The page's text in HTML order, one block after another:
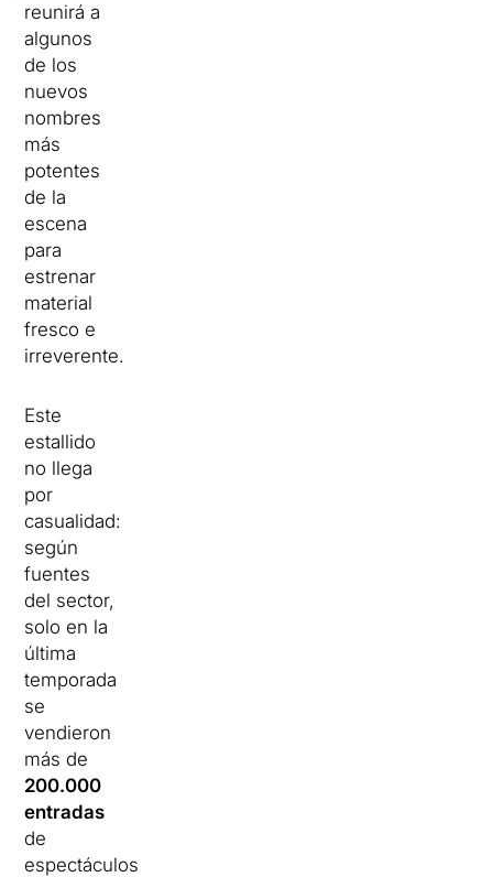
reunirá a
algunos
de los
nuevos
nombres
más
potentes
de la
escena
para
estrenar
material
fresco e
irreverente.
Este
estallido
no llega
por
casualidad:
según
fuentes
del sector,
solo en la
última
temporada
se
vendieron
más de
200.000
entradas
de
espectáculos